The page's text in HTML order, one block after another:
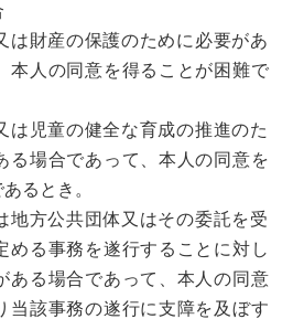
は財産の保護のために必要があ
本人の同意を得ることが困難で
は児童の健全な育成の推進のた
る場合であって、本人の同意を
るとき。
地方公共団体又はその委託を受
める事務を遂行することに対し
ある場合であって、本人の同意
当該事務の遂行に支障を及ぼす